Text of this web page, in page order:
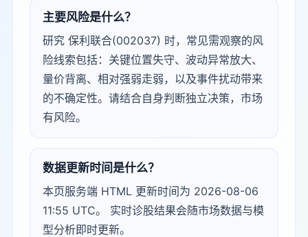
主要风险是什么？
研究 保利联合(002037) 时，常见需观察的风
险线索包括：关键位置失守、波动异常放大、
量价背离、相对强弱走弱，以及事件扰动带来
的不确定性。请结合自身判断独立决策，市场
有风险。
数据更新时间是什么？
本页服务端 HTML 更新时间为 2026-08-06
11:55 UTC。 实时诊股结果会随市场数据与模
型分析即时更新。